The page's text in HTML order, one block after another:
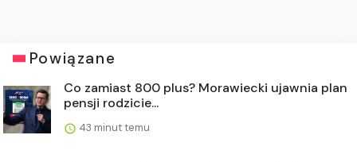
Powiązane
Co zamiast 800 plus? Morawiecki ujawnia plan
pensji rodzicie...
43 minut temu